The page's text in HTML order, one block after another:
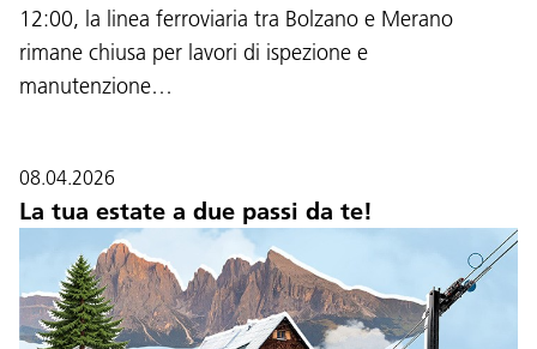
12:00, la linea ferroviaria tra Bolzano e Merano
rimane chiusa per lavori di ispezione e
manutenzione…
08.04.2026
La tua estate a due passi da te!